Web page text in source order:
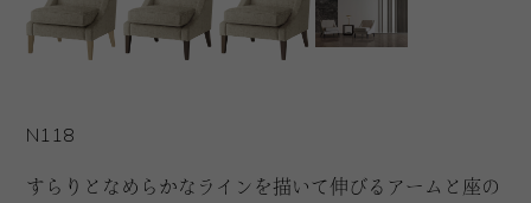
N118
すらりとなめらかなラインを描いて伸びるアームと座の